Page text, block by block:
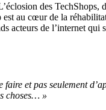
des TechShops,
au cœur de la
acteurs de l’internet
faire et pas seulement
choses… »